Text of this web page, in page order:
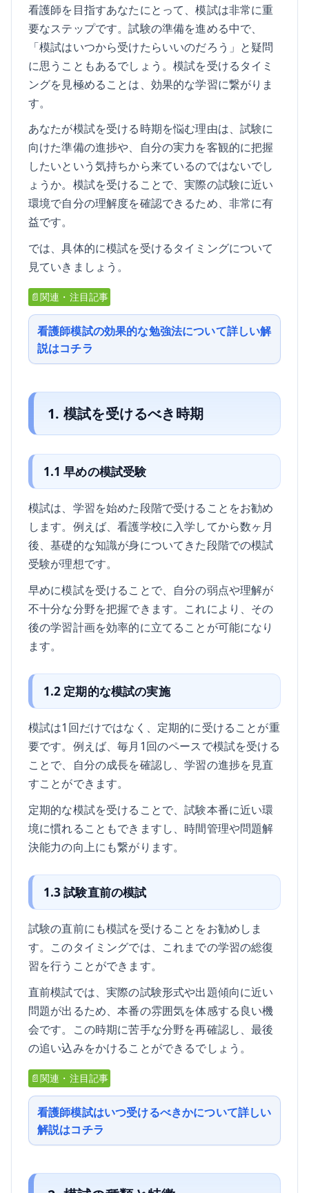
看護師を目指すあなたにとって、模試は非常に重
要なステップです。試験の準備を進める中で、
「模試はいつから受けたらいいのだろう」と疑問
に思うこともあるでしょう。模試を受けるタイミ
ングを見極めることは、効果的な学習に繋がりま
す。
あなたが模試を受ける時期を悩む理由は、試験に
向けた準備の進捗や、自分の実力を客観的に把握
したいという気持ちから来ているのではないでし
ょうか。模試を受けることで、実際の試験に近い
環境で自分の理解度を確認できるため、非常に有
益です。
では、具体的に模試を受けるタイミングについて
見ていきましょう。
📄関連・注目記事
看護師模試の効果的な勉強法について詳しい解
説はコチラ
1. 模試を受けるべき時期
1.1 早めの模試受験
模試は、学習を始めた段階で受けることをお勧め
します。例えば、看護学校に入学してから数ヶ月
後、基礎的な知識が身についてきた段階での模試
受験が理想です。
早めに模試を受けることで、自分の弱点や理解が
不十分な分野を把握できます。これにより、その
後の学習計画を効率的に立てることが可能になり
ます。
1.2 定期的な模試の実施
模試は1回だけではなく、定期的に受けることが重
要です。例えば、毎月1回のペースで模試を受ける
ことで、自分の成長を確認し、学習の進捗を見直
すことができます。
定期的な模試を受けることで、試験本番に近い環
境に慣れることもできますし、時間管理や問題解
決能力の向上にも繋がります。
1.3 試験直前の模試
試験の直前にも模試を受けることをお勧めしま
す。このタイミングでは、これまでの学習の総復
習を行うことができます。
直前模試では、実際の試験形式や出題傾向に近い
問題が出るため、本番の雰囲気を体感する良い機
会です。この時期に苦手な分野を再確認し、最後
の追い込みをかけることができるでしょう。
📄関連・注目記事
看護師模試はいつ受けるべきかについて詳しい
解説はコチラ